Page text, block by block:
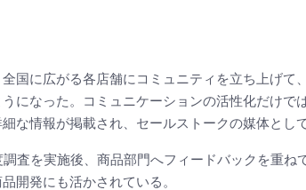
国に広がる各店舗にコミュニティを立ち上げ
になった。コミュニケーションの活性化だけ
な情報が掲載され、セールストークの媒体とし
査を実施後、商品部門へフィードバックを重
開発にも活かされている。